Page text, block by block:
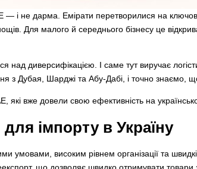
— і не дарма. Емірати перетворилися на
Для малого й середнього бізнесу це
диверсифікацією. І саме тут виручає
з Дубая, Шарджі та Абу-Дабі, і точно знаємо,
вже довели свою ефективність на
імпорту в Україну
умовами, високим рівнем організації та
що дозволяє швидко отримувати